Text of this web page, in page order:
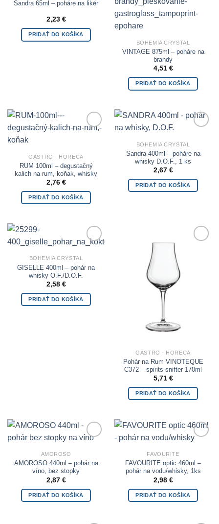
Sandra 65ml – poháre na likér
2,23 €
PRIDAŤ DO KOŠÍKA
BOHEMIA CRYSTAL
VINTAGE 875ml – poháre na
brandy
4,51 €
PRIDAŤ DO KOŠÍKA
GASTRO - HORECA
RUM 100ml – degustačný
kalich na rum, koňak, whisky
2,76 €
PRIDAŤ DO KOŠÍKA
BOHEMIA CRYSTAL
Sandra 400ml – poháre na
whisky D.O.F., 1 ks
2,67 €
PRIDAŤ DO KOŠÍKA
BOHEMIA CRYSTAL
GISELLE 400ml – pohár na
whisky O.F./D.O.F.
2,58 €
PRIDAŤ DO KOŠÍKA
GASTRO - HORECA
Pohár na Rum VINOTEQUE
C372 – spirits snifter 170ml
5,71 €
PRIDAŤ DO KOŠÍKA
AMOROSO
AMOROSO 440ml – pohár na
víno, bez stopky
2,87 €
PRIDAŤ DO KOŠÍKA
Add to
FAVOURITE
FAVOURITE optic 460ml –
pohár na vodu/whisky, 1ks
2,98 €
PRIDAŤ DO KOŠÍKA